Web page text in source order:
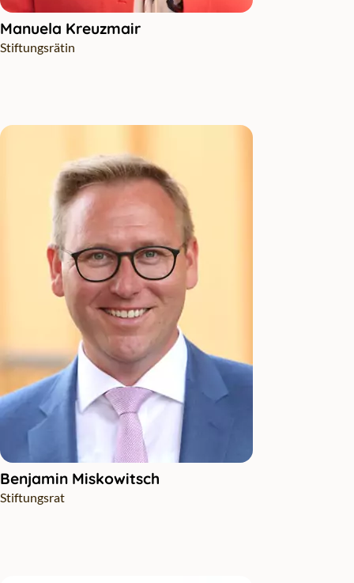
Manuela Kreuzmair
Stiftungsrätin
Benjamin Miskowitsch
Stiftungsrat